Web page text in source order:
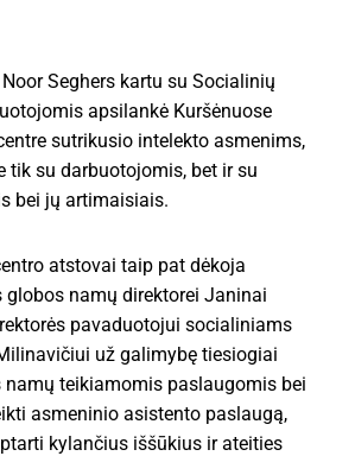
Seghers kartu su Socialinių
apsilankė Kuršėnuose
sutrikusio intelekto asmenims,
tik su darbuotojomis, bet ir su
bei jų artimaisiais.
atstovai taip pat dėkoja
globos namų direktorei Janinai
pavaduotojui socialiniams
už galimybę tiesiogiai
teikiamomis paslaugomis bei
asmeninio asistento paslaugą,
kylančius iššūkius ir ateities